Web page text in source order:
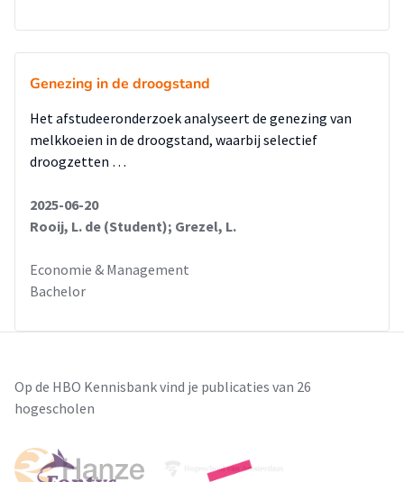
Genezing in de droogstand
Het afstudeeronderzoek analyseert de genezing van
melkkoeien in de droogstand, waarbij selectief
droogzetten …
2025-06-20
Rooij, L. de (Student); Grezel, L.
Economie & Management
Bachelor
Op de HBO Kennisbank vind je publicaties van 26
hogescholen